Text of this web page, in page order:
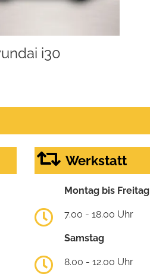
i30
Werkstatt
Montag bis Freitag
7.00 - 18.00 Uhr
Samstag
8.00 - 12.00 Uhr